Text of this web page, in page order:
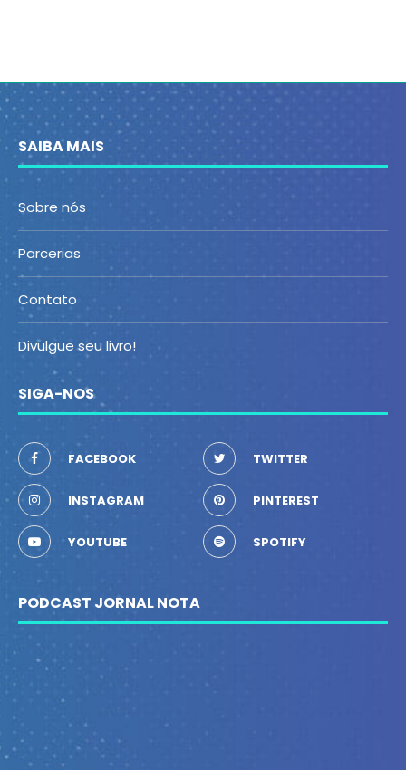
SAIBA MAIS
Sobre nós
Parcerias
Contato
Divulgue seu livro!
SIGA-NOS
FACEBOOK TWITTER
INSTAGRAM PINTEREST
YOUTUBE SPOTIFY
PODCAST JORNAL NOTA